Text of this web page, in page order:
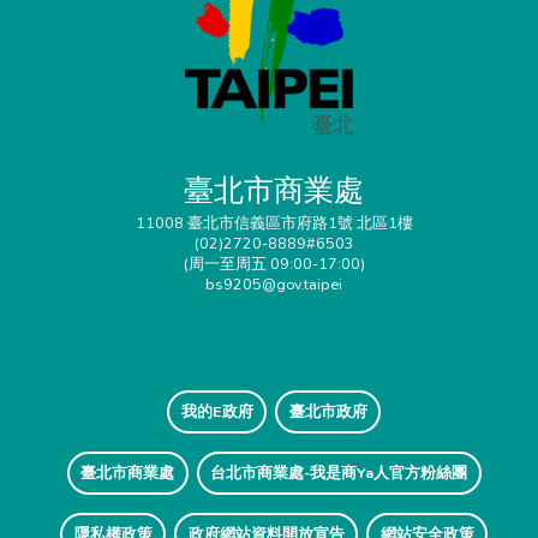
臺北市商業處
11008 臺北市信義區市府路1號 北區1樓
(02)2720-8889#6503
(周一至周五 09:00-17:00)
bs9205@gov.taipei
我的E政府 臺北市政府
臺北市商業處 台北市商業處-我是商Ya人官方粉絲團